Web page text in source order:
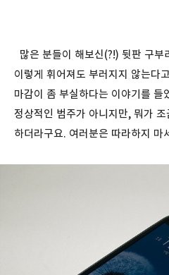
많은 분들이 해보신(?!) 뒷판 구부
이렇게 휘어져도 부러지지 않는다
마감이 좀 부실하다는 이야기를 들
정상적인 범주가 아니지만, 뭐가
하더라구요. 여러분은 따라하지 마